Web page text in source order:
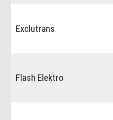
Exclutrans
Flash Elektro